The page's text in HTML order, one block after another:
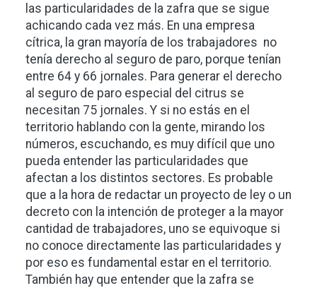
las particularidades de la zafra que se sigue
achicando cada vez más. En una empresa
cítrica, la gran mayoría de los trabajadores no
tenía derecho al seguro de paro, porque tenían
entre 64 y 66 jornales. Para generar el derecho
al seguro de paro especial del citrus se
necesitan 75 jornales. Y si no estás en el
territorio hablando con la gente, mirando los
números, escuchando, es muy difícil que uno
pueda entender las particularidades que
afectan a los distintos sectores. Es probable
que a la hora de redactar un proyecto de ley o un
decreto con la intención de proteger a la mayor
cantidad de trabajadores, uno se equivoque si
no conoce directamente las particularidades y
por eso es fundamental estar en el territorio.
También hay que entender que la zafra se